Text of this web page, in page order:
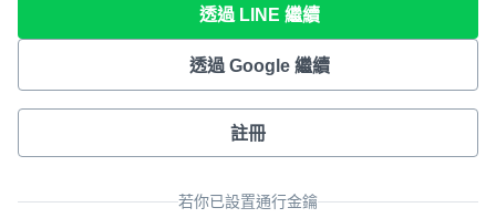
透過 LINE 繼續
透過 Google 繼續
註冊
若你已設置通行金鑰